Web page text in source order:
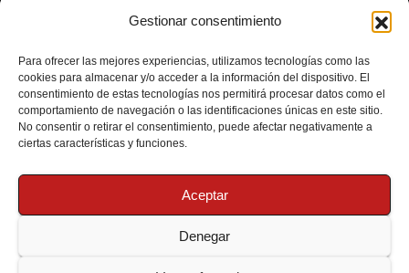
Gestionar consentimiento
Para ofrecer las mejores experiencias, utilizamos tecnologías como las
cookies para almacenar y/o acceder a la información del dispositivo. El
consentimiento de estas tecnologías nos permitirá procesar datos como el
comportamiento de navegación o las identificaciones únicas en este sitio.
No consentir o retirar el consentimiento, puede afectar negativamente a
ciertas características y funciones.
Aceptar
Denegar